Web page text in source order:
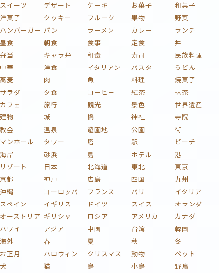
スイーツ デザート ケーキ お菓子
和菓子
洋菓子
クッキー フルーツ 果物
野菜
ハンバーガー パン ラーメン カレー
ランチ
昼食
朝食 食事 定食
丼
弁当
キャラ弁 和食 寿司
民族料理
中華
洋食 イタリアン パスタ
うどん
蕎麦
肉 魚 料理
焼菓子
サラダ
夕食 コーヒー 紅茶
抹茶
カフェ
旅行 観光 景色
世界遺産
建物
城 橋 神社
寺院
教会
温泉 遊園地 公園
街
マンホール
タワー 塔 駅
ビーチ
海岸
砂浜 島 ホテル
港
リゾート
日本 北海道 東北
東京
京都
神戸 広島 四国
九州
沖縄
ヨーロッパ フランス パリ
イタリア
スペイン
イギリス ドイツ スイス
オランダ
オーストリア ギリシャ ロシア アメリカ
カナダ
ハワイ
アジア 中国 台湾
韓国
海外
春 夏 秋
冬
お正月
ハロウィン クリスマス 動物
ペット
犬
猫 鳥 小鳥
野鳥